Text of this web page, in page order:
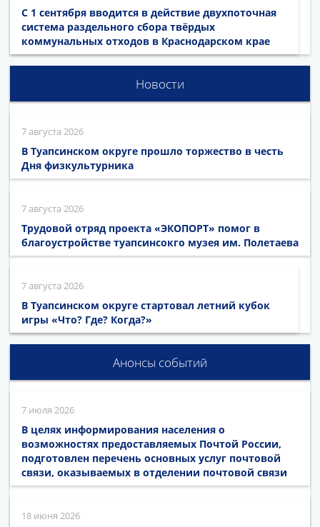
С 1 сентября вводится в действие двухпоточная
система раздельного сбора твёрдых
коммунальных отходов в Краснодарском крае
Новости
7 августа 2026
В Туапсинском округе прошло торжество в честь
Дня физкультурника
7 августа 2026
Трудовой отряд проекта «ЭКОПОРТ» помог в
благоустройстве туапсинсокго музея им. Полетаева
7 августа 2026
В Туапсинском округе стартовал летний кубок
игры «Что? Где? Когда?»
Анонсы событий
7 июля 2026
В целях информирования населения о
возможностях предоставляемых Почтой России,
подготовлен перечень основных услуг почтовой
связи, оказываемых в отделении почтовой связи
18 июня 2026